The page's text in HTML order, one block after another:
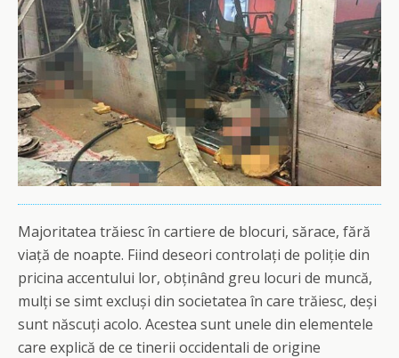
Majoritatea trăiesc în cartiere de blocuri, sărace, fără
viață de noapte. Fiind deseori controlați de poliție din
pricina accentului lor, obținând greu locuri de muncă,
mulți se simt excluși din societatea în care trăiesc, deși
sunt născuți acolo. Acestea sunt unele din elementele
care explică de ce tinerii occidentali de origine